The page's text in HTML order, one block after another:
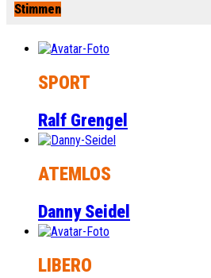
Stimmen
SPORT
Ralf Grengel
ATEMLOS
Danny Seidel
LIBERO